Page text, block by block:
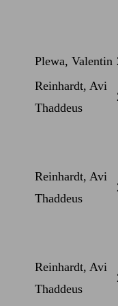
Plewa, Valentin
Reinhardt, Avi
Thaddeus
Reinhardt, Avi
Thaddeus
Reinhardt, Avi
Thaddeus